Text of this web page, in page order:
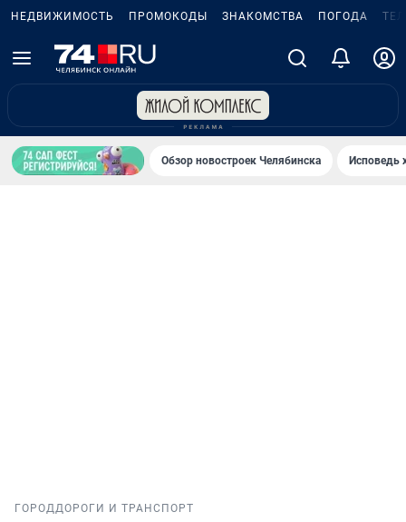
НЕДВИЖИМОСТЬ ПРОМОКОДЫ ЗНАКОМСТВА ПОГОДА
Обзор новостроек Челябинска Исповедь
ГОРОДДОРОГИ И ТРАНСПОРТ